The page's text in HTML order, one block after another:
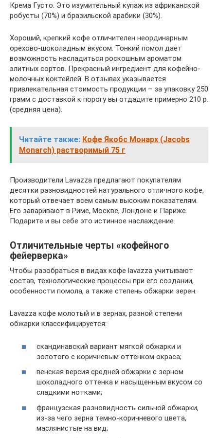
Крема Густо. Это изумительный купаж из африканской
робусты (70%) и бразильской арабики (30%).
Хороший, крепкий кофе отличителен неординарным
орехово-шоколадным вкусом. Тонкий помол дает
возможность насладиться роскошным ароматом
элитных сортов. Прекрасный ингредиент для кофейно-
молочных коктейлей. В отзывах указывается
привлекательная стоимость продукции – за упаковку 250
грамм с доставкой к порогу вы отдадите примерно 210 р.
(средняя цена).
Читайте также: Кофе Якобс Монарх (Jacobs
Monarch) растворимый 75 г
Производители Lavazza предлагают покупателям
десятки разновидностей натурального отличного кофе,
который отвечает всем самым высоким показателям.
Его заваривают в Риме, Москве, Лондоне и Париже.
Подарите и вы себе это истинное наслаждение.
Отличительные черты «кофейного
фейерверка»
Чтобы разобраться в видах кофе lavazza учитывают
состав, технологические процессы при его создании,
особенности помола, а также степень обжарки зерен.
Lavazza кофе молотый и в зернах, разной степени
обжарки классифицируется:
скандинавский вариант мягкой обжарки и
золотого с коричневым оттенком окраса;
венская версия средней обжарки с зерном
шоколадного оттенка и насыщенным вкусом со
сладкими нотками;
французская разновидность сильной обжарки,
из-за чего зерна темно-коричневого цвета,
маслянистые на вид;